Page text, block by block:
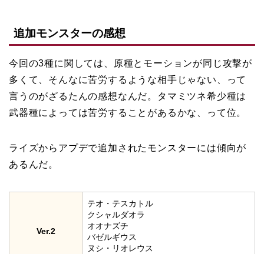
追加モンスターの感想
今回の3種に関しては、原種とモーションが同じ攻撃が
多くて、そんなに苦労するような相手じゃない、って
言うのがざるたんの感想なんだ。タマミツネ希少種は
武器種によっては苦労することがあるかな、って位。
ライズからアプデで追加されたモンスターには傾向が
あるんだ。
Ver.2
テオ・テスカトル
クシャルダオラ
オオナズチ
バゼルギウス
ヌシ・リオレウス